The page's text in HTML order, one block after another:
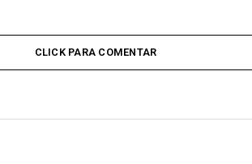
CLICK PARA COMENTAR